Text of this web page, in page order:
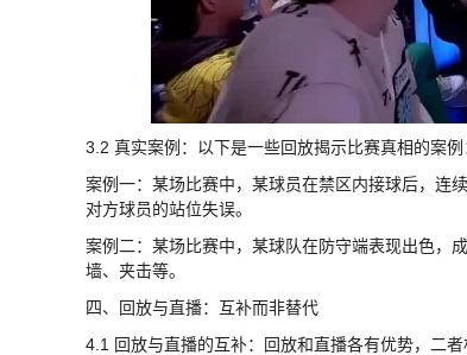
3.2 真实案例：以下是一些回放揭示比赛真相的案例
案例一：某场比赛中，某球员在禁区内接球后，连
对方球员的站位失误。
案例二：某场比赛中，某球队在防守端表现出色，
墙、夹击等。
四、回放与直播：互补而非替代
4.1 回放与直播的互补：回放和直播各有优势，二